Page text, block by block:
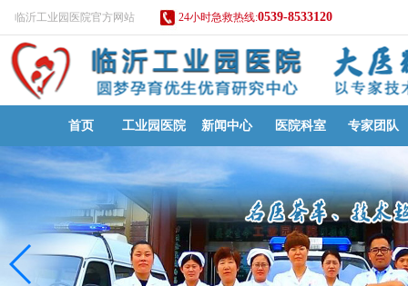
临沂工业园医院官方网站 24小时急救热线:0539-8533120
首页 工业园医院 新闻中心 医院科室 专家团队